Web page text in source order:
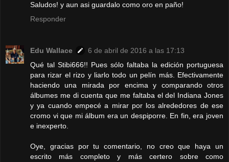
Saludos! y aun asi guardalo como oro en paño!
Responder
Edu Wallace
6 de abril de 2016 a las 17:13
Qué tal Stibi666!! Pues sólo faltaba la edición portuguesa
para rizar el rizo y liarlo todo un pelín más. Efectivamente
haciendo una mirada por encima y comparando otros
álbumes me di cuenta que me faltaba el del Indiana Jones
y ya cuando empecé a mirar por los alrededores de ese
cromo vi que mi álbum era un despiporre. En fin, era joven
e inexperto.
Oye, gracias por tu comentario, no creo que haya un
escrito más completo y más certero sobre como